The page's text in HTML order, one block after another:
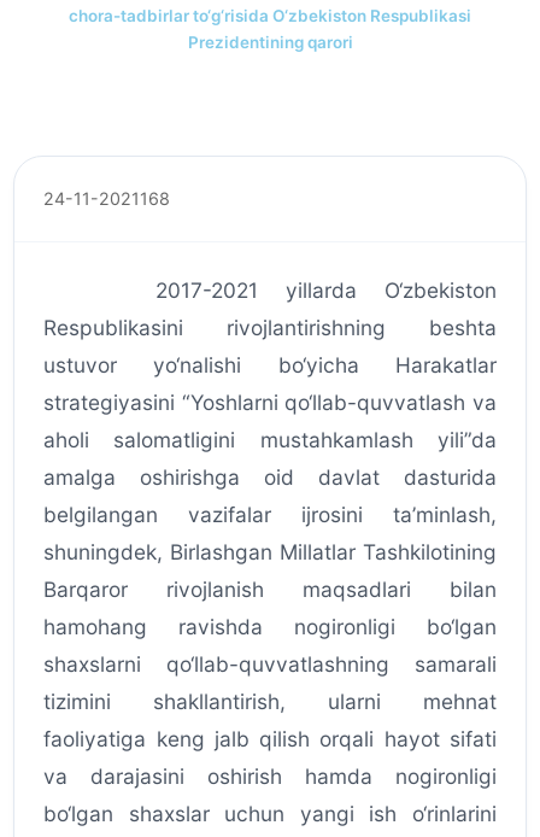
chora-tadbirlar to‘g‘risida O‘zbekiston Respublikasi
Prezidentining qarori
24-11-2021168
2017-2021 yillarda O‘zbekiston
Respublikasini rivojlantirishning beshta
ustuvor yo‘nalishi bo‘yicha Harakatlar
strategiyasini “Yoshlarni qo‘llab-quvvatlash va
aholi salomatligini mustahkamlash yili”da
amalga oshirishga oid davlat dasturida
belgilangan vazifalar ijrosini ta’minlash,
shuningdek, Birlashgan Millatlar Tashkilotining
Barqaror rivojlanish maqsadlari bilan
hamohang ravishda nogironligi bo‘lgan
shaxslarni qo‘llab-quvvatlashning samarali
tizimini shakllantirish, ularni mehnat
faoliyatiga keng jalb qilish orqali hayot sifati
va darajasini oshirish hamda nogironligi
bo‘lgan shaxslar uchun yangi ish o‘rinlarini